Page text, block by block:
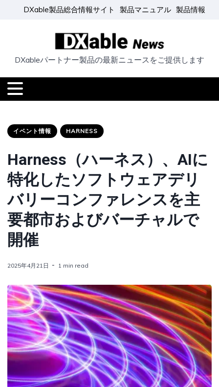
DXable製品総合情報サイト 製品マニュアル 製品情報
DXableパートナー製品の最新ニュースをご提供します
イベント情報 HARNESS
Harness（ハーネス）、AIに
特化したソフトウェアデリ
バリーコンファレンスを主
要都市およびバーチャルで
開催
2025年4月21日 1 min read